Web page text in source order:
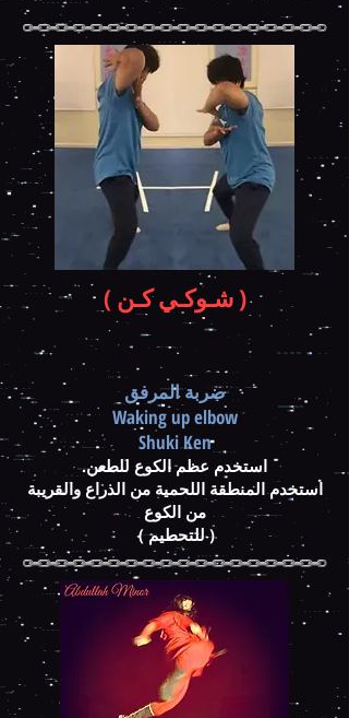
( شـوكـي كـن )
ضربة المرفق
Waking up elbow
Shuki Ken
استخدم عظم الكوع للطعن.
استخدم المنطقة اللحمية من الذراع والقريبة
من الكوع
( للتحطيم )